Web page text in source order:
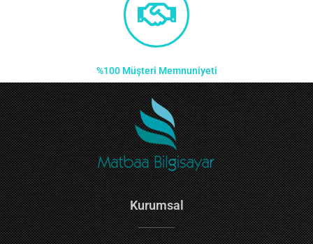
%100 Müşteri Memnuniyeti
Kurumsal